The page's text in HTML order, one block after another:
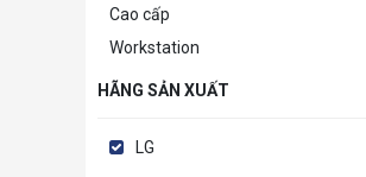
Cao cấp
Workstation
HÃNG SẢN XUẤT
LG